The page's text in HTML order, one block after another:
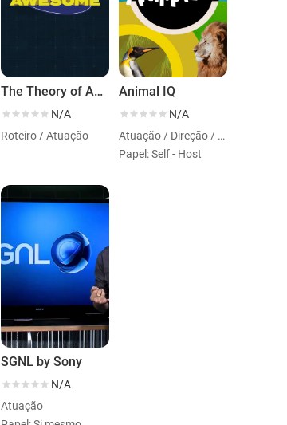
The Theory of Awesome
N/A
Roteiro / Atuação
Animal IQ
N/A
Atuação / Direção / Roteiro
Papel: Self - Host
SGNL by Sony
N/A
Atuação